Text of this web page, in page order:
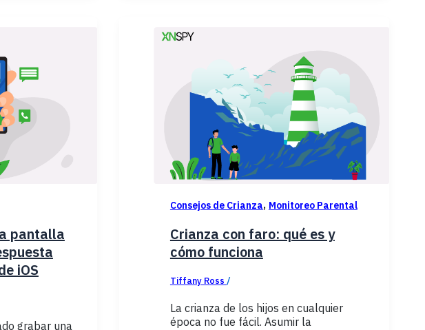
pantalla
iOS
grabar una
Consejos de Crianza, Monitoreo Parental
Crianza con faro: qué es y
cómo funciona
Tiffany Ross /
La crianza de los hijos en cualquier
época no fue fácil. Asumir la